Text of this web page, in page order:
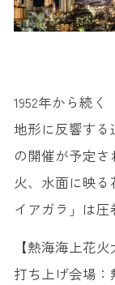
1952年から続
地形に反響する
の開催が予定
火、水面に映
イアガラ」は圧
【熱海海上花火
打ち上げ会場：